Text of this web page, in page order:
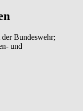
Bundeswehr;
und